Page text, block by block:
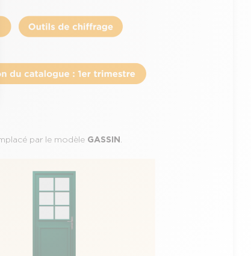
par le modèle GASSIN